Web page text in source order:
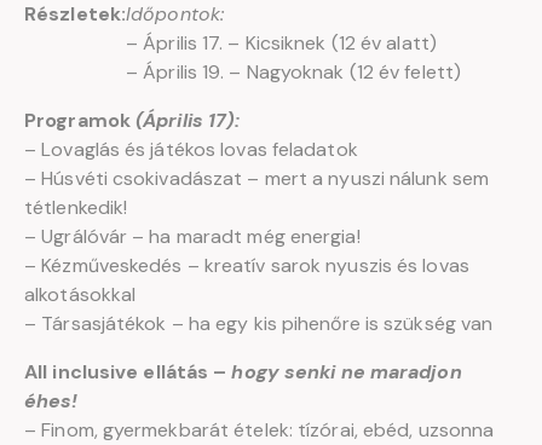
Részletek:Időpontok:
– Április 17. – Kicsiknek (12 év alatt)
– Április 19. – Nagyoknak (12 év felett)
Programok (Április 17):
– Lovaglás és játékos lovas feladatok
– Húsvéti csokivadászat – mert a nyuszi nálunk sem
tétlenkedik!
– Ugrálóvár – ha maradt még energia!
– Kézműveskedés – kreatív sarok nyuszis és lovas
alkotásokkal
– Társasjátékok – ha egy kis pihenőre is szükség van
All inclusive ellátás –hogy senki ne maradjon
éhes!
– Finom, gyermekbarát ételek: tízórai, ebéd, uzsonna